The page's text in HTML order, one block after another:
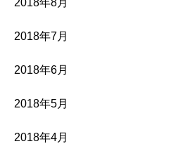
2018年8月
2018年7月
2018年6月
2018年5月
2018年4月